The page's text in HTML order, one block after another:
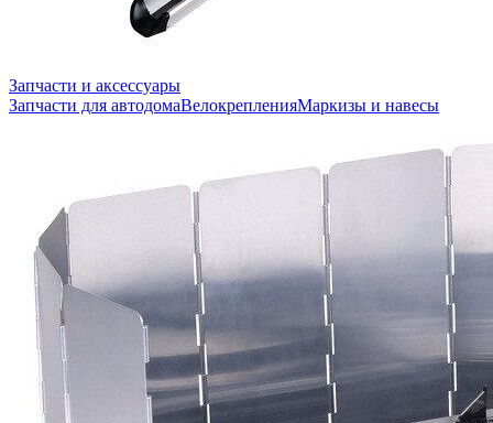
Запчасти и аксессуары
Запчасти для автодомаВелокрепленияМаркизы и навесы